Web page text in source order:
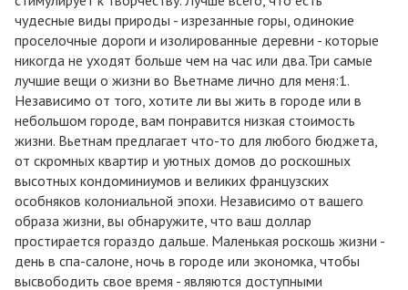
чудесные виды природы - изрезанные горы, одинокие
проселочные дороги и изолированные деревни - которые
никогда не уходят больше чем на час или два.Три самые
лучшие вещи о жизни во Вьетнаме лично для меня:1.
Независимо от того, хотите ли вы жить в городе или в
небольшом городе, вам понравится низкая стоимость
жизни. Вьетнам предлагает что-то для любого бюджета,
от скромных квартир и уютных домов до роскошных
высотных кондоминиумов и великих французских
особняков колониальной эпохи. Независимо от вашего
образа жизни, вы обнаружите, что ваш доллар
простирается гораздо дальше. Маленькая роскошь жизни -
день в спа-салоне, ночь в городе или экономка, чтобы
высвободить свое время - являются доступными